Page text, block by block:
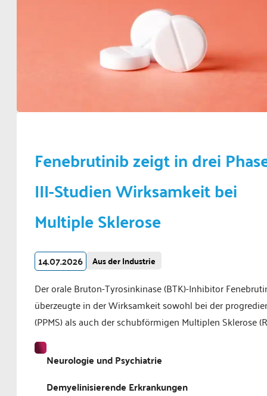
Fenebrutinib zeigt in drei
III-Studien Wirksamkeit bei
Multiple Sklerose
14.07.2026 Aus der Industrie
Der orale Bruton-Tyrosinkinase (BTK)-Inhibitor
überzeugte in der Wirksamkeit sowohl bei der
(PPMS) als auch der schubförmigen Multiplen Sklerose
Neurologie und Psychiatrie
Demyelinisierende Erkrankungen